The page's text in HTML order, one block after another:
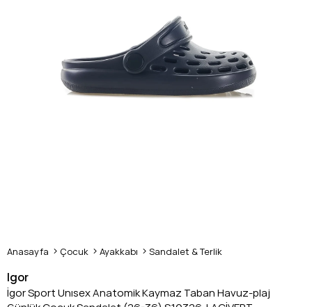
Anasayfa Çocuk Ayakkabı Sandalet & Terlik
Igor
İgor Sport Unısex Anatomik Kaymaz Taban Havuz-plaj